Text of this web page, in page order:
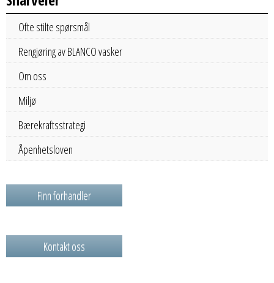
Ofte stilte spørsmål
Rengjøring av BLANCO vasker
Om oss
Miljø
Bærekraftsstrategi
Åpenhetsloven
Finn forhandler
Kontakt oss